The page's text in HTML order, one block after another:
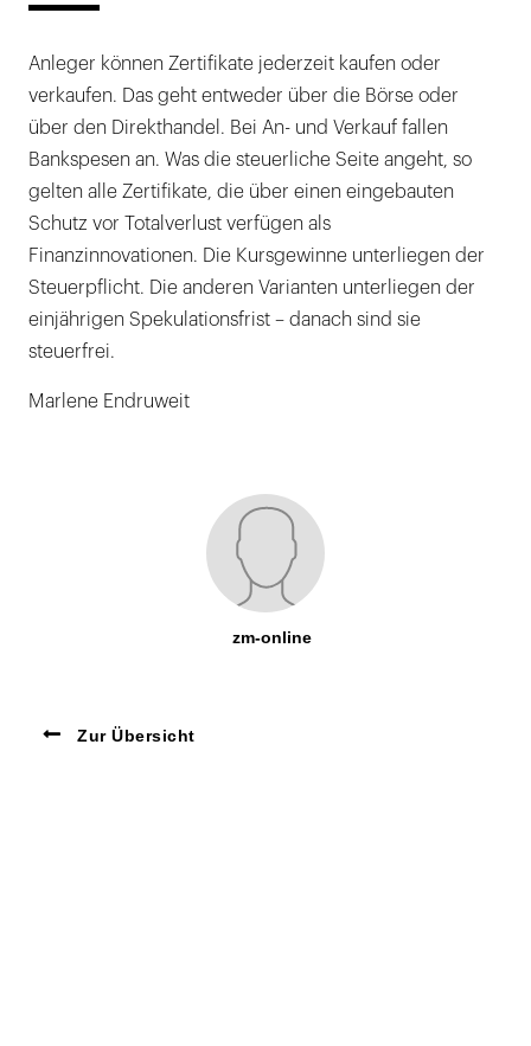
Anleger können Zertifikate jederzeit kaufen oder
verkaufen. Das geht entweder über die Börse oder
über den Direkthandel. Bei An- und Verkauf fallen
Bankspesen an. Was die steuerliche Seite angeht, so
gelten alle Zertifikate, die über einen eingebauten
Schutz vor Totalverlust verfügen als
Finanzinnovationen. Die Kursgewinne unterliegen der
Steuerpflicht. Die anderen Varianten unterliegen der
einjährigen Spekulationsfrist – danach sind sie
steuerfrei.
Marlene Endruweit
zm-online
Zur Übersicht